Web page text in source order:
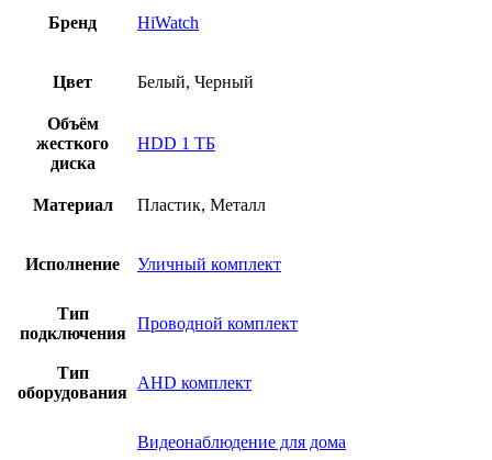
Бренд HiWatch
Цвет Белый, Черный
Объём
жесткого
диска
HDD 1 ТБ
Материал Пластик, Металл
Исполнение Уличный комплект
Тип
подключения
Проводной комплект
Тип
оборудования
AHD комплект
Видеонаблюдение для дома